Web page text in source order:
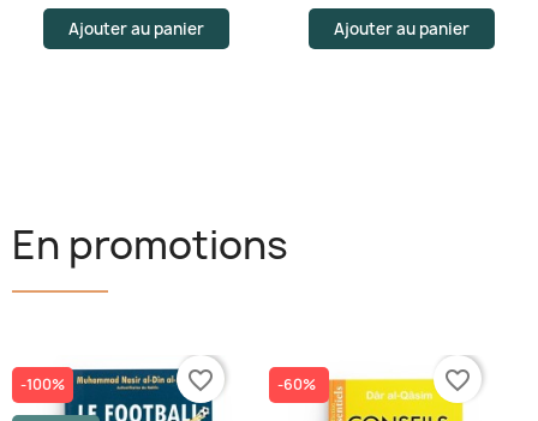
Ajouter au panier Ajouter au panier
En promotions
-100% favorite_border -60% favorite_border